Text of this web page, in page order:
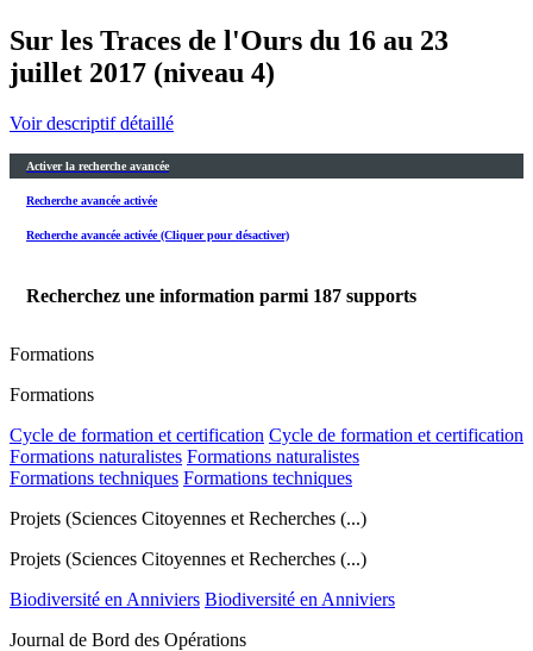
Sur les Traces de l'Ours du 16 au 23
juillet 2017 (niveau 4)
Voir descriptif détaillé
Activer la recherche avancée
Recherche avancée activée
Recherche avancée activée (Cliquer pour désactiver)
Recherchez une information parmi 187 supports
Formations
Formations
Cycle de formation et certification Cycle de formation et certification
Formations naturalistes Formations naturalistes
Formations techniques Formations techniques
Projets (Sciences Citoyennes et Recherches (...)
Projets (Sciences Citoyennes et Recherches (...)
Biodiversité en Anniviers Biodiversité en Anniviers
Journal de Bord des Opérations